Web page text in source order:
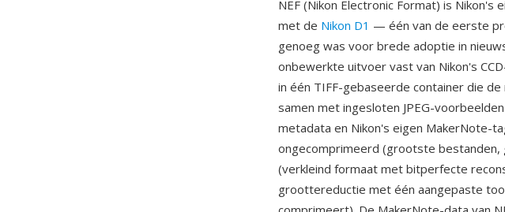
NEF (Nikon Electronic Format) is
met de Nikon D1 — één van de eerste
genoeg was voor brede adoptie in
onbewerkte uitvoer vast van Nikon's
in één TIFF-gebaseerde container die
samen met ingesloten JPEG-
metadata en Nikon's eigen MakerNote-
ongecomprimeerd (grootste
(verkleind formaat met bitperfecte
groottereductie met één aangepaste